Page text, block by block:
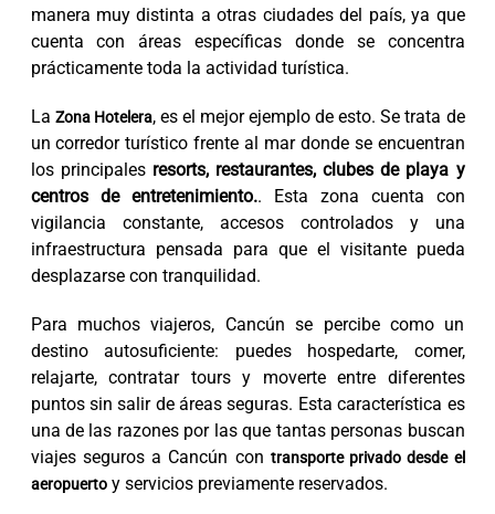
manera muy distinta a otras ciudades del país, ya que
cuenta con áreas específicas donde se concentra
prácticamente toda la actividad turística.
La Zona Hotelera, es el mejor ejemplo de esto. Se trata de
un corredor turístico frente al mar donde se encuentran
los principales resorts, restaurantes, clubes de playa y
centros de entretenimiento.. Esta zona cuenta con
vigilancia constante, accesos controlados y una
infraestructura pensada para que el visitante pueda
desplazarse con tranquilidad.
Para muchos viajeros, Cancún se percibe como un
destino autosuficiente: puedes hospedarte, comer,
relajarte, contratar tours y moverte entre diferentes
puntos sin salir de áreas seguras. Esta característica es
una de las razones por las que tantas personas buscan
viajes seguros a Cancún con transporte privado desde el
aeropuertoy servicios previamente reservados.